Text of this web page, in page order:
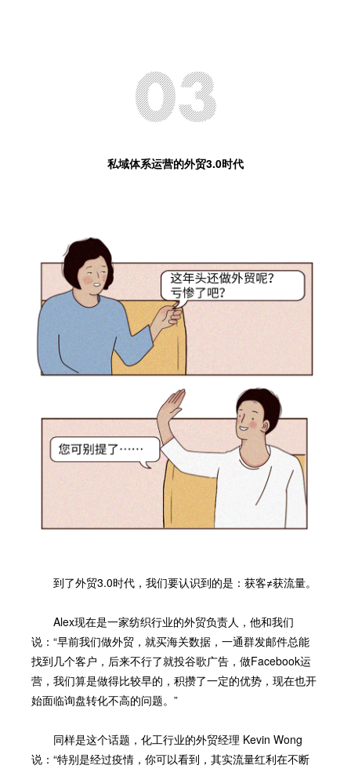
私域体系运营的外贸3.0时代
到了外贸3.0时代，我们要认识到的是：获客≠获流量。
Alex现在是一家纺织行业的外贸负责人，他和我们
说：“早前我们做外贸，就买海关数据，一通群发邮件总能
找到几个客户，后来不行了就投谷歌广告，做Facebook运
营，我们算是做得比较早的，积攒了一定的优势，现在也开
始面临询盘转化不高的问题。”
同样是这个话题，化工行业的外贸经理 Kevin Wong
说：“特别是经过疫情，你可以看到，其实流量红利在不断